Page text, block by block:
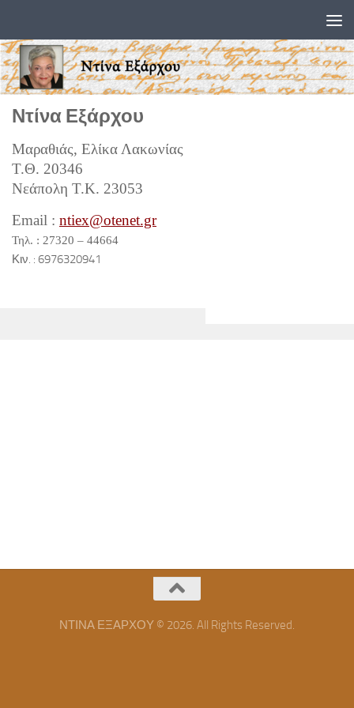
Ντίνα Εξάρχου
Μαραθιάς, Ελίκα Λακωνίας
Τ.Θ. 20346
Νεάπολη Τ.Κ. 23053
Email : ntiex@otenet.gr
Τηλ. : 27320 – 44664
Κιν. : 6976320941
ΝΤΙΝΑ ΕΞΑΡΧΟΥ © 2026. All Rights Reserved.